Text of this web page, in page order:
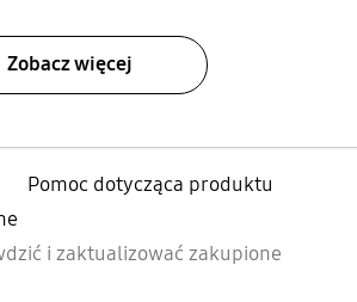
Zobacz więcej
Pomoc dotycząca produktu
i zaktualizować zakupione